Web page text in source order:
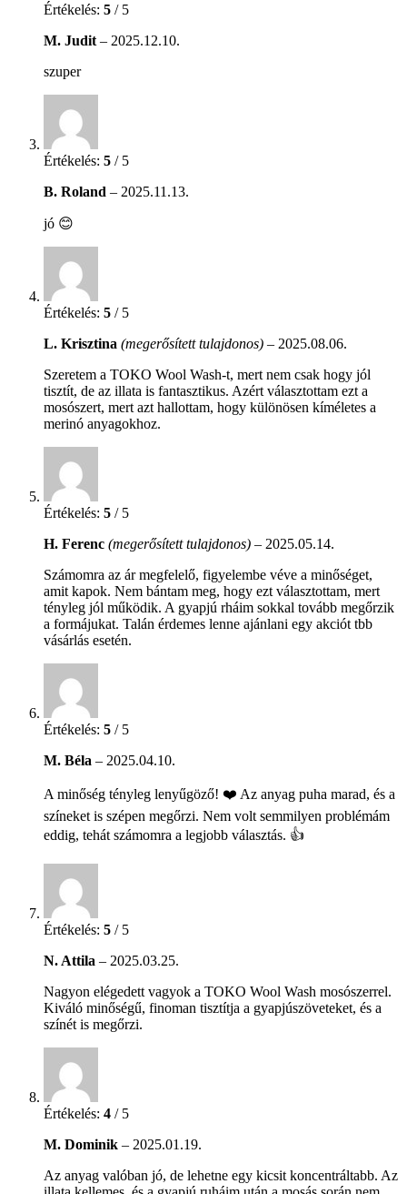
Értékelés: 5 / 5
M. Judit – 2025.12.10.
szuper
Értékelés: 5 / 5
B. Roland – 2025.11.13.
jó 😊
Értékelés: 5 / 5
L. Krisztina (megerősített tulajdonos) – 2025.08.06.
Szeretem a TOKO Wool Wash-t, mert nem csak hogy jól
tisztít, de az illata is fantasztikus. Azért választottam ezt a
mosószert, mert azt hallottam, hogy különösen kíméletes a
merinó anyagokhoz.
Értékelés: 5 / 5
H. Ferenc (megerősített tulajdonos) – 2025.05.14.
Számomra az ár megfelelő, figyelembe véve a minőséget,
amit kapok. Nem bántam meg, hogy ezt választottam, mert
tényleg jól működik. A gyapjú rháim sokkal tovább megőrzik
a formájukat. Talán érdemes lenne ajánlani egy akciót tbb
vásárlás esetén.
Értékelés: 5 / 5
M. Béla – 2025.04.10.
A minőség tényleg lenyűgöző! ❤️ Az anyag puha marad, és a
színeket is szépen megőrzi. Nem volt semmilyen problémám
eddig, tehát számomra a legjobb választás. 👍
Értékelés: 5 / 5
N. Attila – 2025.03.25.
Nagyon elégedett vagyok a TOKO Wool Wash mosószerrel.
Kiváló minőségű, finoman tisztítja a gyapjúszöveteket, és a
színét is megőrzi.
Értékelés: 4 / 5
M. Dominik – 2025.01.19.
Az anyag valóban jó, de lehetne egy kicsit koncentráltabb. Az